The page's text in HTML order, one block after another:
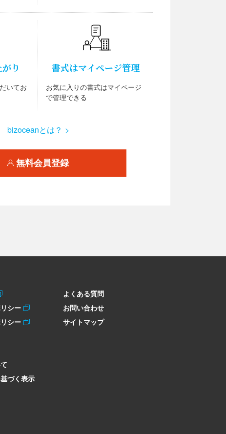
り
いてお
書式はマイページ管理
お気に入りの書式はマイページ
で管理できる
bizoceanとは？ >
無料会員登録
シー
シー
づく表示
よくある質問
お問い合わせ
サイトマップ